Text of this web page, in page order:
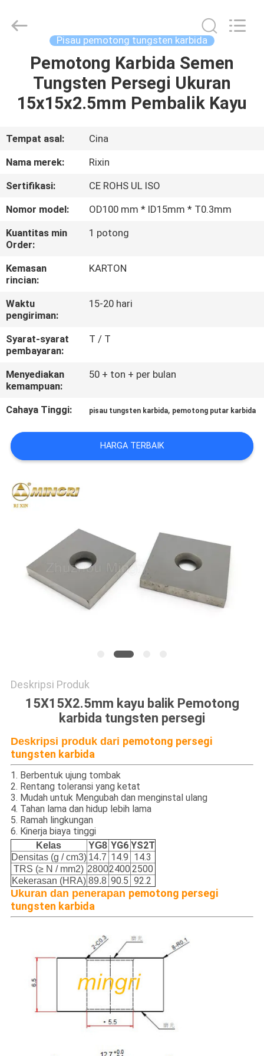
RUMAH
PRODUK
TENTANG
KITA
WISATA
PABRIK
KONTROL
KUALITAS
HUBUNGI
KAMI
BERITA
QUOTE
SUATU
SITEMAP
POLICY
Carbide
Pisau pemotong tungsten karbida
Pemotong Karbida Semen
Tungsten Persegi Ukuran
15x15x2.5mm Pembalik Kayu
Tempat asal:
Cina
Nama merek:
Rixin
Sertifikasi:
CE ROHS UL ISO
Nomor model:
OD100 mm * ID15mm * T0.3mm
Kuantitas min
Order:
1 potong
Kemasan
rincian:
KARTON
Waktu
pengiriman:
15-20 hari
Syarat-syarat
pembayaran:
T / T
Menyediakan
kemampuan:
50 + ton + per bulan
Cahaya Tinggi: pisau tungsten karbida, pemotong putar karbida
HARGA TERBAIK
Deskripsi Produk
15X15X2.5mm kayu balik Pemotong
karbida tungsten persegi
Deskripsi produk dari pemotong persegi
tungsten karbida
1. Berbentuk ujung tombak
2. Rentang toleransi yang ketat
3. Mudah untuk Mengubah dan menginstal ulang
4. Tahan lama dan hidup lebih lama
5. Ramah lingkungan
6. Kinerja biaya tinggi
Kelas YG8 YG6 YS2T
Densitas (g / cm3) 14.7 14.9 14.3
TRS (≥ N / mm2) 28002400 2500
Kekerasan (HRA) 89.8 90.5 92.2
Ukuran dan penerapan pemotong persegi
tungsten karbida